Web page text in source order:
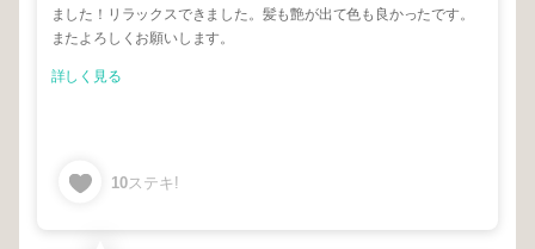
ました！リラックスできました。髪も艶が出て色も良かったです。
またよろしくお願いします。
詳しく見る
10ステキ!